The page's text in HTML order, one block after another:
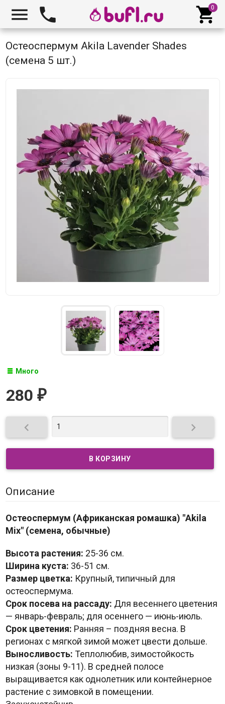
  
Остеоспермум Akila Lavender Shades
(семена 5 шт.)
Много
280 ₽
 
Описание
Остеоспермум (Африканская ромашка) "Akila
Mix" (семена, обычные)
Высота растения: 25-36 см.
Ширина куста: 36-51 см.
Размер цветка: Крупный, типичный для
остеоспермума.
Срок посева на рассаду: Для весеннего цветения
— январь-февраль; для осеннего — июнь-июль.
Срок цветения: Ранняя – поздняя весна. В
регионах с мягкой зимой может цвести дольше.
Выносливость: Теплолюбив, зимостойкость
низкая (зоны 9-11). В средней полосе
выращивается как однолетник или контейнерное
растение с зимовкой в помещении.